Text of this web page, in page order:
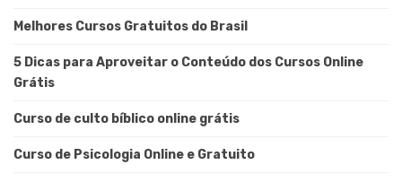
Melhores Cursos Gratuitos do Brasil
5 Dicas para Aproveitar o Conteúdo dos Cursos Online
Grátis
Curso de culto bíblico online grátis
Curso de Psicologia Online e Gratuito